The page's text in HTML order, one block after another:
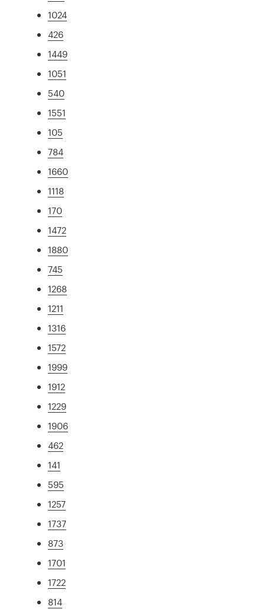
1024
426
1449
1051
540
1551
105
784
1660
1118
170
1472
1880
745
1268
1211
1316
1572
1999
1912
1229
1906
462
141
595
1257
1737
873
1701
1722
814